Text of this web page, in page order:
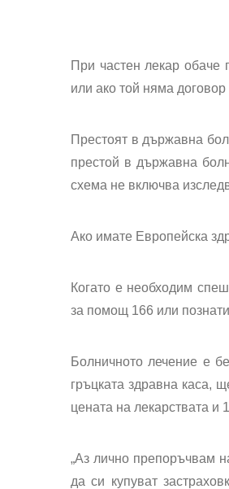
При частен лекар обаче
или ако той няма
Престоят в държавна
престой в държавна
схема не включва
Ако имате Европейска
Когато е необходим
за помощ 166 или
Болничното лечение е
гръцката здравна каса,
цената на лекарствата и
„Аз лично препоръчвам
да си купуват